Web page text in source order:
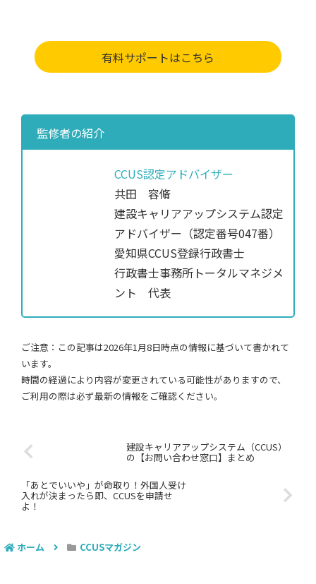
有料サポートはこちら
監修者の紹介
CCUS認定アドバイザー
共田 容脩
建設キャリアアップシステム認定
アドバイザー（認定番号047番）
愛知県CCUS登録行政書士
行政書士事務所トータルマネジメ
ント 代表
ご注意：この記事は2026年1月8日時点の情報に基づいて書かれて
います。
時間の経過により内容が変更されている可能性がありますので、
ご利用の際は必ず最新の情報をご確認ください。
建設キャリアアップシステム（CCUS）
の【お問い合わせ窓口】まとめ
「あとでいいや」が命取り！外国人受け
入れが決まったら即、CCUSを申請せ
よ！
ホーム CCUSマガジン